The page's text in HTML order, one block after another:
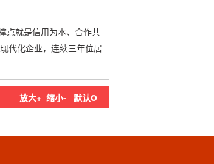
点就是信用为本、合作共
代化企业，连续三年位居
放大+ 缩小- 默认o